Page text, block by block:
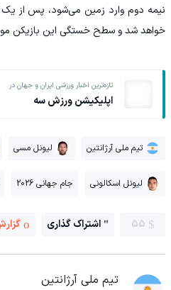
نیمه‌ دوم وارد زمین می‌شود، پس از
خواهد شد و سطح خستگی این بازیکن
تازه‌ترین اخبار ورزشی ایران و جهان در
اپلیکیشن ورزش سه
تیم ملی آرژانتین لیونل مسی
لیونل اسکالونی جام جهانی 2026
55 اشتراک گذاری
تیم ملی آرژانتین